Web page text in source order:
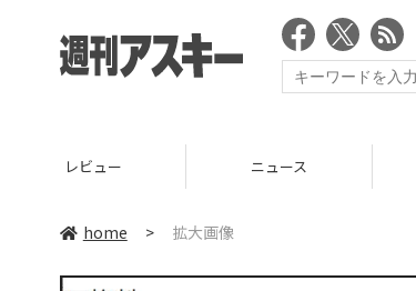
レビュー ニュース
home > 拡大画像